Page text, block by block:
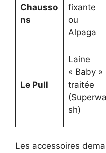
Chausso
ns
fixante
ou
Alpaga
Le Pull
Laine
« Baby »
traitée
(Superwa
sh)
Les accessoires